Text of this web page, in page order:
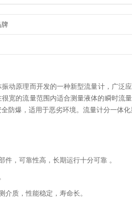
振动原理而开发的一种新型流量计，广泛
宽的流量范围内适合测量液体的瞬时流
防爆，适用于恶劣环境。流量计分一体
件，可靠性高，长期运行十分可靠 。
介质，性能稳定，寿命长。